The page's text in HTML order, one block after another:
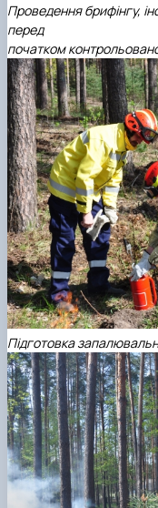
Проведення брифінгу,
перед
початком
Підготовка